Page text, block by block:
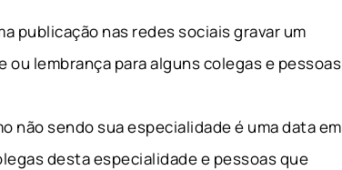
publicação nas redes sociais gravar um
lembrança para alguns colegas e pessoas
não sendo sua especialidade é uma data em
desta especialidade e pessoas que